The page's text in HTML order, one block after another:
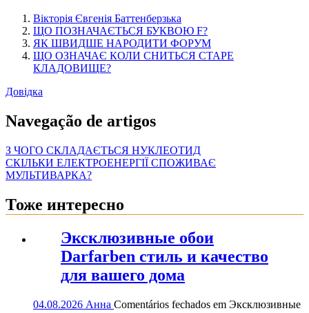
Вікторія Євгенія Баттенберзька
ЩО ПОЗНАЧАЄТЬСЯ БУКВОЮ F?
ЯК ШВИДШЕ НАРОДИТИ ФОРУМ
ЩО ОЗНАЧАЄ КОЛИ СНИТЬСЯ СТАРЕ
КЛАДОВИЩЕ?
Довідка
Navegação de artigos
З ЧОГО СКЛАДАЄТЬСЯ НУКЛЕОТИД
СКІЛЬКИ ЕЛЕКТРОЕНЕРГІЇ СПОЖИВАЄ
МУЛЬТИВАРКА?
Тоже интересно
Эксклюзивные обои
Darfarben стиль и качество
для вашего дома
04.08.2026 Анна Comentários fechados em Эксклюзивные